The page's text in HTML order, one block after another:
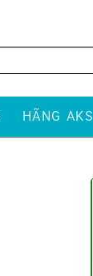
HÃNG AKS